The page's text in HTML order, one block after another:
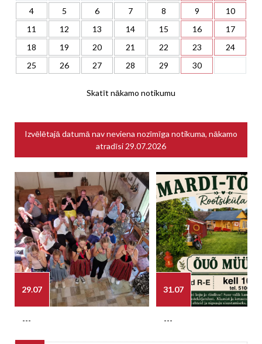
4
5 6 7 8 9
10
11
12 13 14 15 16
17
18
19 20 21 22 23
24
25
26 27 28 29 30
Skatīt nākamo notikumu
Izvēlētajā datumā nav neviena nozīmīga notikuma, nākamo
atradīsi 29.07.2026
29.07
---
31.07
---